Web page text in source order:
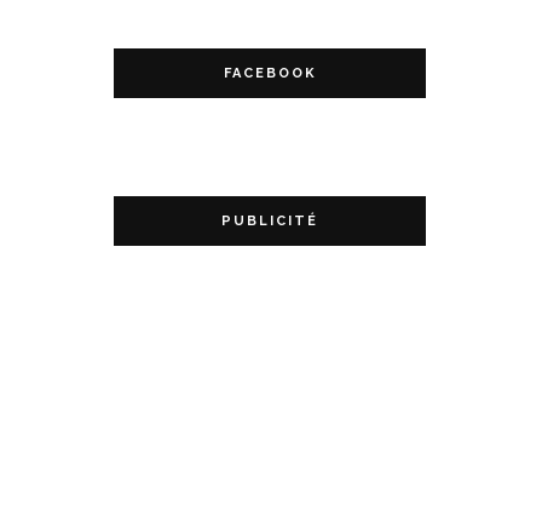
FACEBOOK
PUBLICITÉ